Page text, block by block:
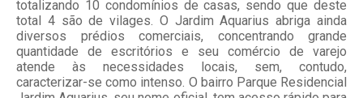
totalizando 10 condomínios de casas, sendo que deste
total 4 são de vilages. O Jardim Aquarius abriga ainda
diversos prédios comerciais, concentrando grande
quantidade de escritórios e seu comércio de varejo
atende às necessidades locais, sem, contudo,
caracterizar-se como intenso. O bairro Parque Residencial